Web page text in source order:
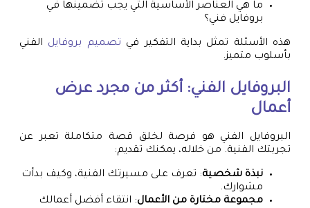
ما هي العناصر الأساسية التي يجب تضمينها في
بروفايل فني؟
هذه الأسئلة تمثل بداية التفكير في تصميم بروفايل الفني
بأسلوب متميز.
البروفايل الفني: أكثر من مجرد عرض
أعمال
البروفايل الفني هو فرصة لخلق قصة متكاملة تعبر عن
تجربتك الفنية. من خلاله، يمكنك تقديم:
نبذة شخصية: تعرف على مسيرتك الفنية، وكيف بدأت
مشوارك.
مجموعة مختارة من الأعمال: انتقاء أفضل أعمالك